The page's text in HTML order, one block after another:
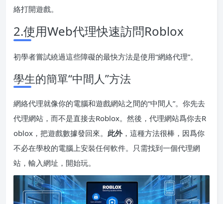
絡打開遊戲。
2.使用Web代理快速訪問Roblox
初學者嘗試繞過這些障礙的最快方法是使用“網絡代理”。
學生的簡單“中間人”方法
網絡代理就像你的電腦和遊戲網站之間的“中間人”。你先去
代理網站，而不是直接去Roblox。然後，代理網站爲你去R
oblox，把遊戲數據發回來。 此外，這種方法很棒，因爲你
不必在學校的電腦上安裝任何軟件。只需找到一個代理網
站，輸入網址，開始玩。